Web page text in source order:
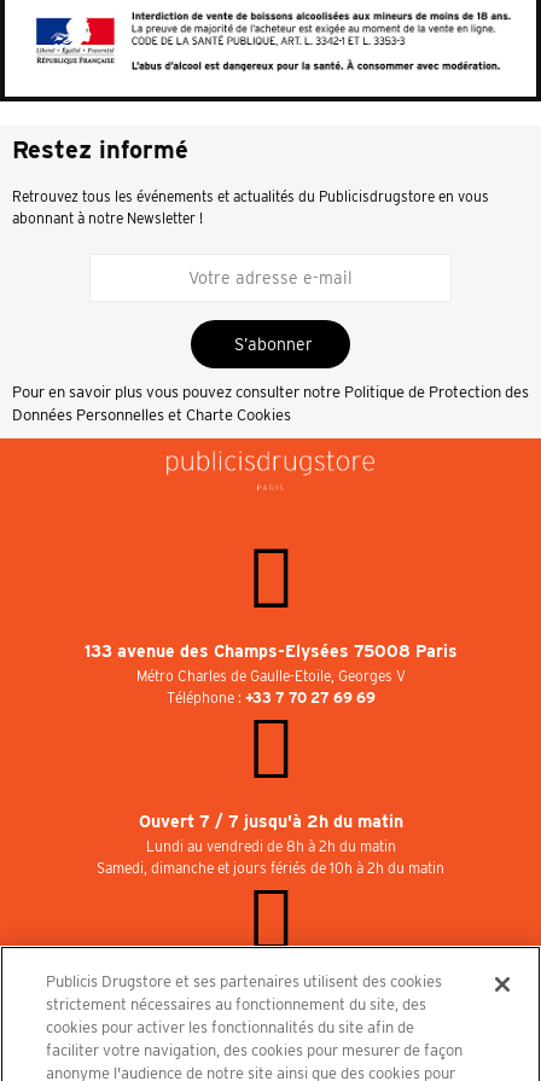
Restez informé
Retrouvez tous les événements et actualités du Publicisdrugstore en vous
abonnant à notre Newsletter !
S’abonner
Pour en savoir plus vous pouvez consulter notre Politique de Protection des
Données Personnelles et Charte Cookies
133 avenue des Champs-Elysées 75008 Paris
Métro Charles de Gaulle-Etoile, Georges V
Téléphone : +33 7 70 27 69 69
Ouvert 7 / 7 jusqu'à 2h du matin
Lundi au vendredi de 8h à 2h du matin
Samedi, dimanche et jours fériés de 10h à 2h du matin
Rejoignez-nous au Publicisdrugstore !
Nous recrutons pour les boutiques, le restaurant et le cinéma. Contactez-nous :
recrutement@publicisdrugstore.com
Publicis Drugstore et ses partenaires utilisent des cookies
strictement nécessaires au fonctionnement du site, des
cookies pour activer les fonctionnalités du site afin de
faciliter votre navigation, des cookies pour mesurer de façon
anonyme l'audience de notre site ainsi que des cookies pour